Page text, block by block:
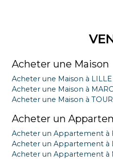
Acheter une Maison
Acheter une Maison à LILLE
Acheter une Maison à
Acheter une Maison à
Acheter un
Acheter un Appartement à
Acheter un Appartement à
Acheter un Appartement à